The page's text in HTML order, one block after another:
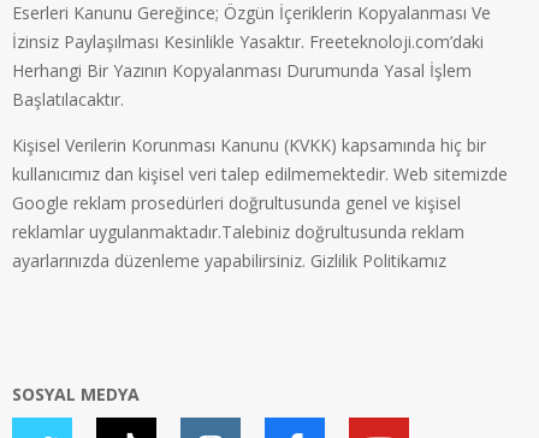
Eserleri Kanunu Gereğince; Özgün İçeriklerin Kopyalanması Ve
İzinsiz Paylaşılması Kesinlikle Yasaktır. Freeteknoloji.com’daki
Herhangi Bir Yazının Kopyalanması Durumunda Yasal İşlem
Başlatılacaktır.
Kişisel Verilerin Korunması Kanunu (KVKK) kapsamında hiç bir
kullanıcımız dan kişisel veri talep edilmemektedir. Web sitemizde
Google reklam prosedürleri doğrultusunda genel ve kişisel
reklamlar uygulanmaktadır.Talebiniz doğrultusunda reklam
ayarlarınızda düzenleme yapabilirsiniz. Gizlilik Politikamız
SOSYAL MEDYA